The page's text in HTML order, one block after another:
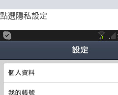
點選隱私設定